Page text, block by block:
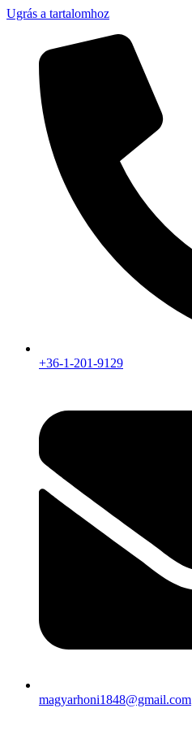
Ugrás a tartalomhoz
+36-1-201-9129
magyarhoni1848@gmail.com